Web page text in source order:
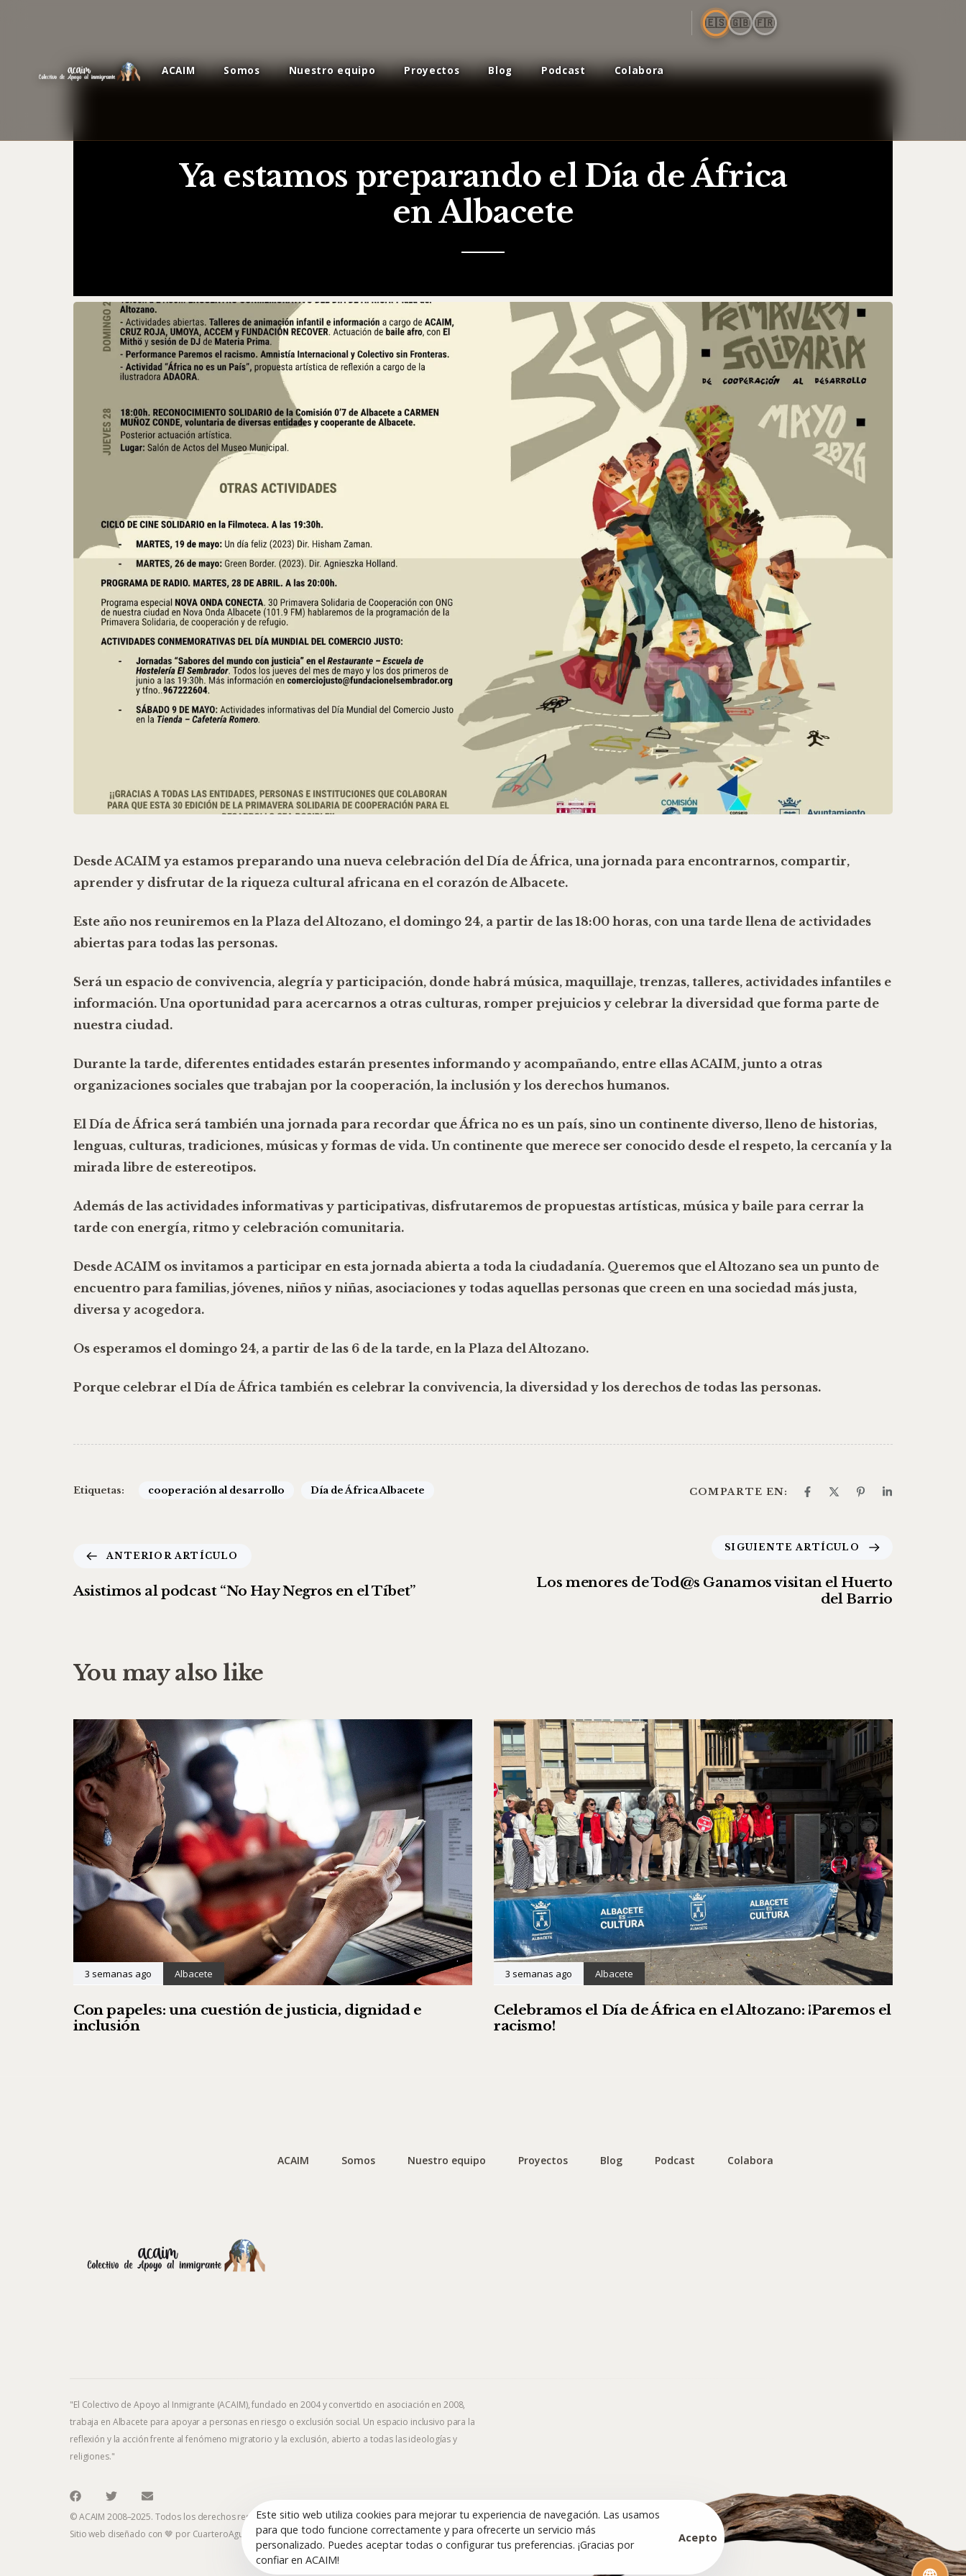
ACAIM Somos Nuestro equipo Proyectos Blog Podcast Colabora
🇪🇸 🇬🇧 🇫🇷
Ya estamos preparando el Día de África
en Albacete
Desde ACAIM ya estamos preparando una nueva celebración del Día de África, una jornada para encontrarnos, compartir,
aprender y disfrutar de la riqueza cultural africana en el corazón de Albacete.
Este año nos reuniremos en la Plaza del Altozano, el domingo 24, a partir de las 18:00 horas, con una tarde llena de actividades
abiertas para todas las personas.
Será un espacio de convivencia, alegría y participación, donde habrá música, maquillaje, trenzas, talleres, actividades infantiles e
información. Una oportunidad para acercarnos a otras culturas, romper prejuicios y celebrar la diversidad que forma parte de
nuestra ciudad.
Durante la tarde, diferentes entidades estarán presentes informando y acompañando, entre ellas ACAIM, junto a otras
organizaciones sociales que trabajan por la cooperación, la inclusión y los derechos humanos.
El Día de África será también una jornada para recordar que África no es un país, sino un continente diverso, lleno de historias,
lenguas, culturas, tradiciones, músicas y formas de vida. Un continente que merece ser conocido desde el respeto, la cercanía y la
mirada libre de estereotipos.
Además de las actividades informativas y participativas, disfrutaremos de propuestas artísticas, música y baile para cerrar la
tarde con energía, ritmo y celebración comunitaria.
Desde ACAIM os invitamos a participar en esta jornada abierta a toda la ciudadanía. Queremos que el Altozano sea un punto de
encuentro para familias, jóvenes, niños y niñas, asociaciones y todas aquellas personas que creen en una sociedad más justa,
diversa y acogedora.
Os esperamos el domingo 24, a partir de las 6 de la tarde, en la Plaza del Altozano.
Porque celebrar el Día de África también es celebrar la convivencia, la diversidad y los derechos de todas las personas.
Etiquetas: cooperación al desarrollo Día de África Albacete COMPARTE EN:
ANTERIOR ARTÍCULO
Asistimos al podcast “No Hay Negros en el Tíbet”
SIGUIENTE ARTÍCULO
Los menores de Tod@s Ganamos visitan el Huerto
del Barrio
You may also like
3 semanas ago Albacete
Con papeles: una cuestión de justicia, dignidad e
inclusión
3 semanas ago Albacete
Celebramos el Día de África en el Altozano: ¡Paremos el
racismo!
ACAIM Somos Nuestro equipo Proyectos Blog Podcast Colabora
"El Colectivo de Apoyo al Inmigrante (ACAIM), fundado en 2004 y convertido en asociación en 2008,
trabaja en Albacete para apoyar a personas en riesgo o exclusión social. Un espacio inclusivo para la
reflexión y la acción frente al fenómeno migratorio y la exclusión, abierto a todas las ideologías y
religiones."
© ACAIM 2008–2025. Todos los derechos reservados.
Sitio web diseñado con 🤎 por CuarteroAgurcia
Este sitio web utiliza cookies para mejorar tu experiencia de navegación. Las usamos
para que todo funcione correctamente y para ofrecerte un servicio más
personalizado. Puedes aceptar todas o configurar tus preferencias. ¡Gracias por
confiar en ACAIM!
Acepto